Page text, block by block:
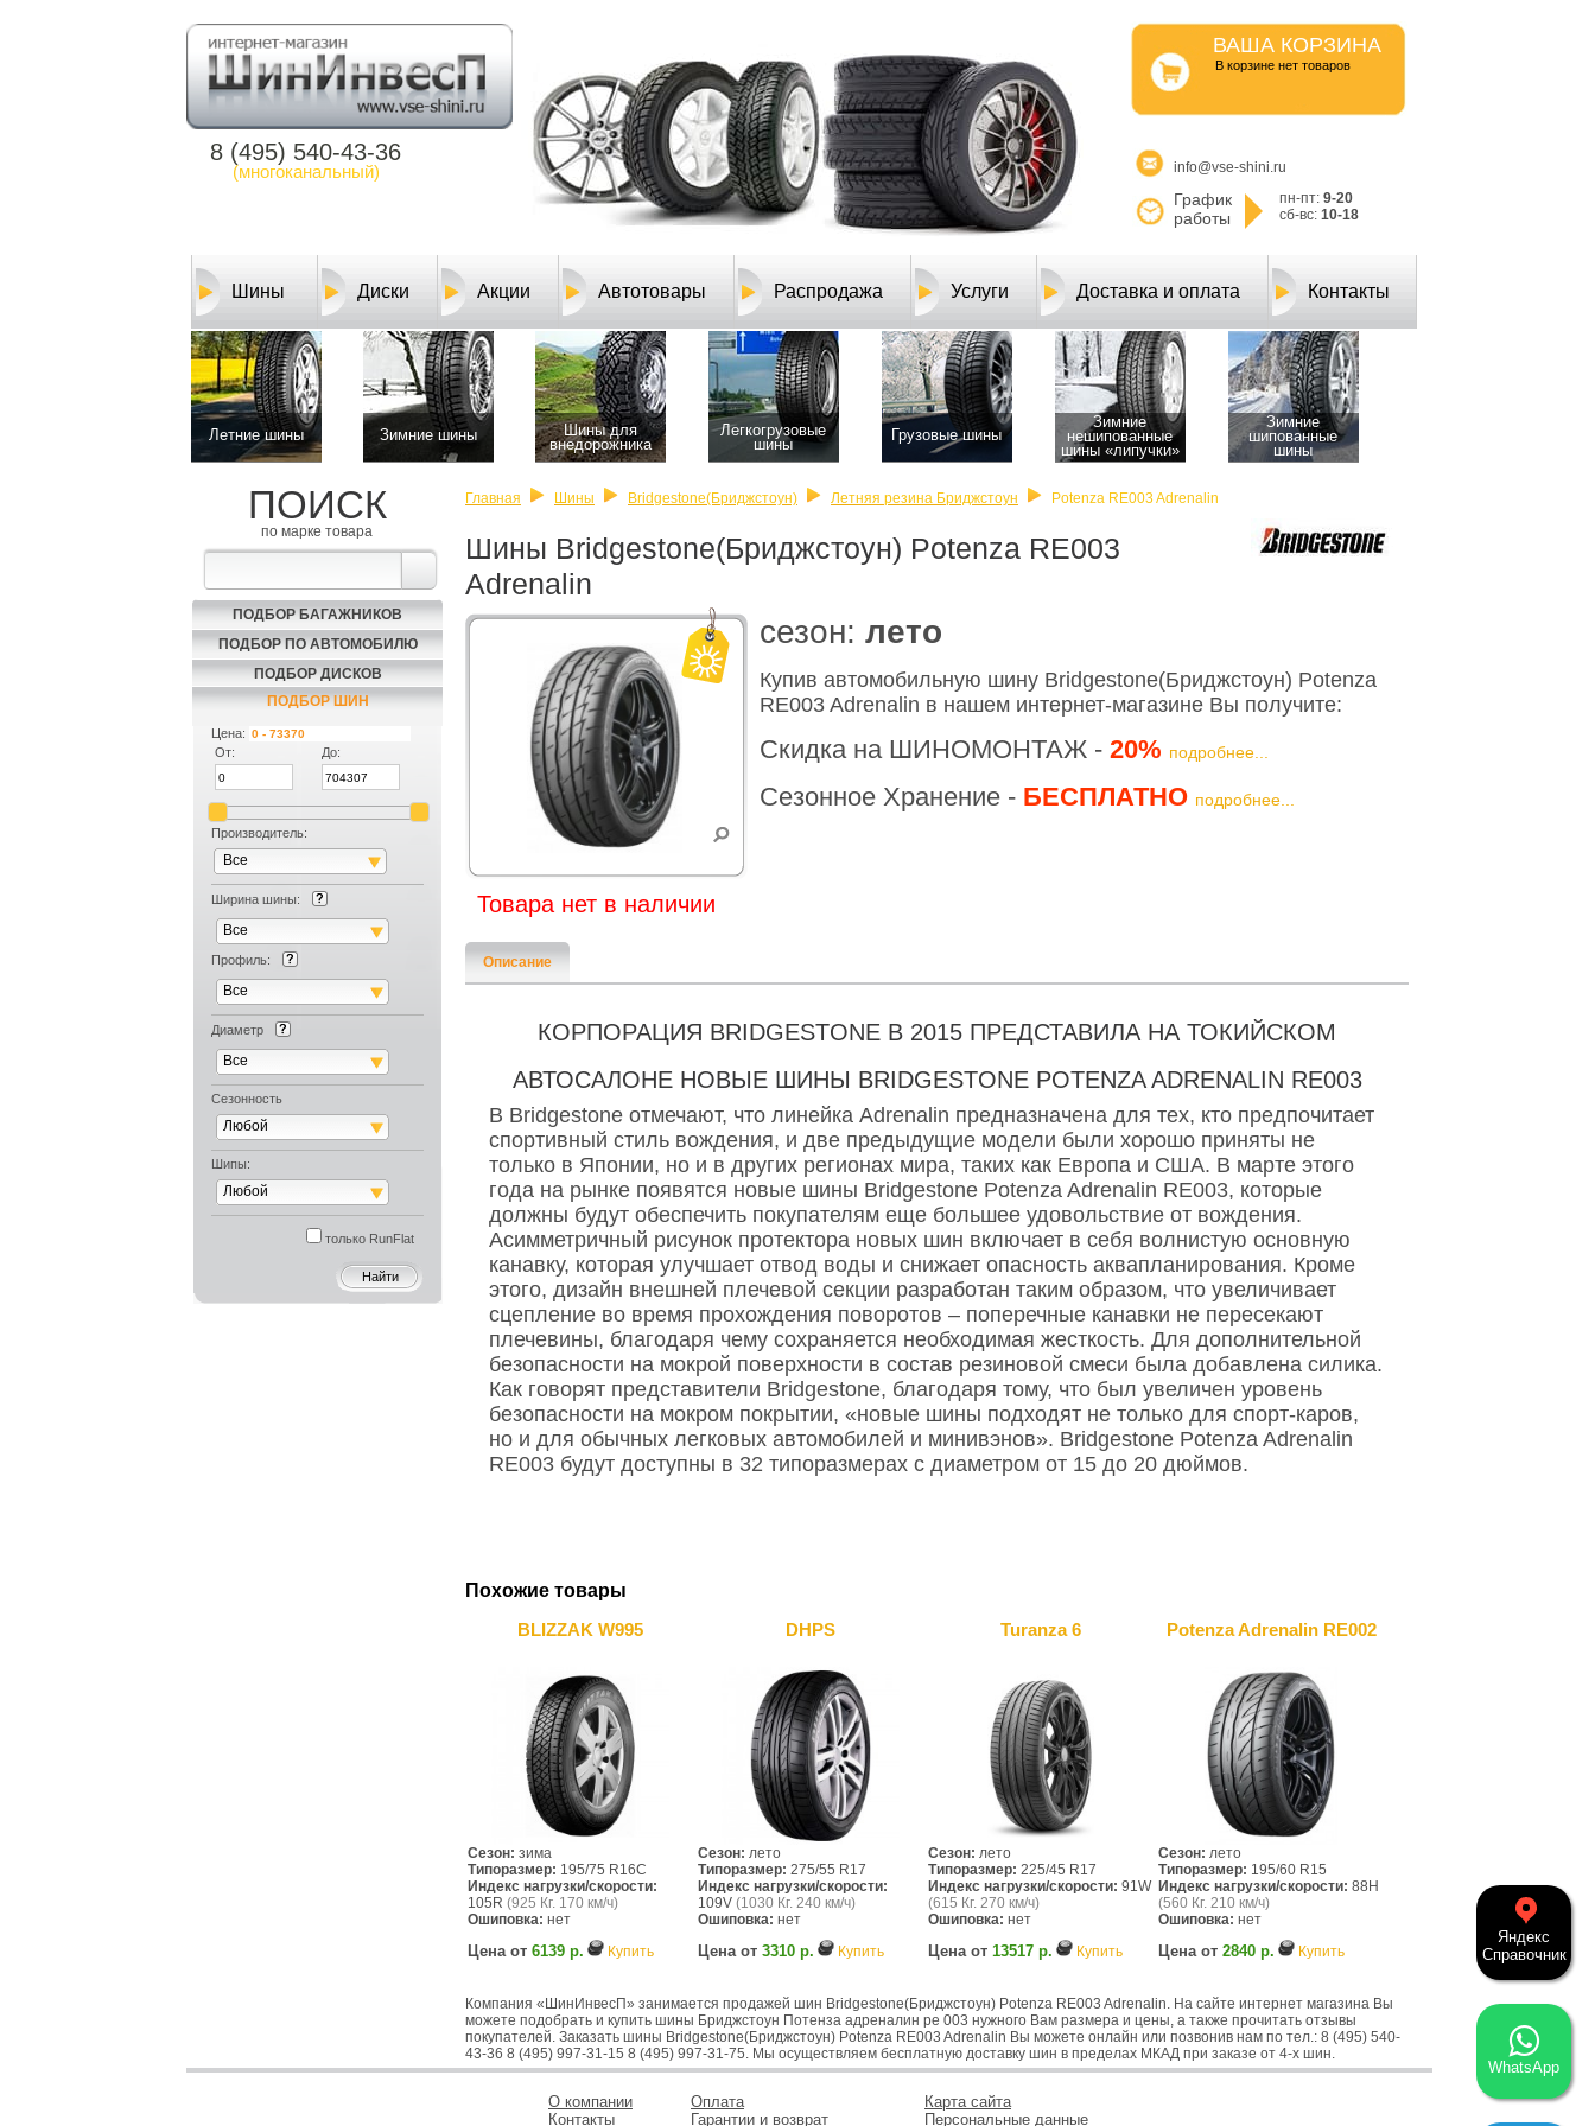
8 (495) 540-43-36
(многоканальный)
ВАША КОРЗИНА
B корзине нет товаров
info@vse-shini.ru
График
работы
пн-пт: 9-20
сб-вс: 10-18
Шины Диски Акции Автотовары Распродажа Услуги Доставка и оплата Контакты
Летние шины Зимние шины
Шины для
внедорожника
Легкогрузовые
шины
Грузовые шины
Зимние
нешипованные
шины «липучки»
Зимние
шипованные
шины
ПОИСК
по марке товара
ПОДБОР БАГАЖНИКОВ
ПОДБОР ПО АВТОМОБИЛЮ
ПОДБОР ДИСКОВ
ПОДБОР ШИН
Цена:
От:
До:
Производитель:
Все
Ширина шины:
Все
Профиль:
Все
Диаметр
Все
Сезонность
Любой
Шипы:
Любой
только RunFlat
Главная Шины Bridgestone(Бриджстоун) Летняя резина Бриджстоун Potenza RE003 Adrenalin
Шины Bridgestone(Бриджстоун) Potenza RE003
Adrenalin
cезон: лето
Купив автомобильную шину Bridgestone(Бриджстоун) Potenza
RE003 Adrenalin в нашем интернет-магазине Вы получите:
Скидка на ШИНОМОНТАЖ - 20% подробнее...
Сезонное Хранение - БЕСПЛАТНО подробнее...
Товара нет в наличии
Описание
КОРПОРАЦИЯ BRIDGESTONE В 2015 ПРЕДСТАВИЛА НА ТОКИЙСКОМ
АВТОСАЛОНЕ НОВЫЕ ШИНЫ BRIDGESTONE POTENZA ADRENALIN RE003
В Bridgestone отмечают, что линейка Adrenalin предназначена для тех, кто предпочитает
спортивный стиль вождения, и две предыдущие модели были хорошо приняты не
только в Японии, но и в других регионах мира, таких как Европа и США. В марте этого
года на рынке появятся новые шины Bridgestone Potenza Adrenalin RE003, которые
должны будут обеспечить покупателям еще большее удовольствие от вождения.
Асимметричный рисунок протектора новых шин включает в себя волнистую основную
канавку, которая улучшает отвод воды и снижает опасность аквапланирования. Кроме
этого, дизайн внешней плечевой секции разработан таким образом, что увеличивает
сцепление во время прохождения поворотов – поперечные канавки не пересекают
плечевины, благодаря чему сохраняется необходимая жесткость. Для дополнительной
безопасности на мокрой поверхности в состав резиновой смеси была добавлена силика.
Как говорят представители Bridgestone, благодаря тому, что был увеличен уровень
безопасности на мокром покрытии, «новые шины подходят не только для спорт-каров,
но и для обычных легковых автомобилей и минивэнов». Bridgestone Potenza Adrenalin
RE003 будут доступны в 32 типоразмерах с диаметром от 15 до 20 дюймов.
Похожие товары
BLIZZAK W995
Сезон: зима
Типоразмер: 195/75 R16C
Индекс нагрузки/скорости:
105R (925 Кг. 170 км/ч)
Ошиповка: нет
Цена от 6139 р. Купить
DHPS
Сезон: лето
Типоразмер: 275/55 R17
Индекс нагрузки/скорости:
109V (1030 Кг. 240 км/ч)
Ошиповка: нет
Цена от 3310 р. Купить
Turanza 6
Сезон: лето
Типоразмер: 225/45 R17
Индекс нагрузки/скорости: 91W
(615 Кг. 270 км/ч)
Ошиповка: нет
Цена от 13517 р. Купить
Potenza Adrenalin RE002
Сезон: лето
Типоразмер: 195/60 R15
Индекс нагрузки/скорости: 88H
(560 Кг. 210 км/ч)
Ошиповка: нет
Цена от 2840 р. Купить
Компания «ШинИнвесП» занимается продажей шин Bridgestone(Бриджстоун) Potenza RE003 Adrenalin. На сайте интернет магазина Вы
можете подобрать и купить шины Бриджстоун Потенза адреналин ре 003 нужного Вам размера и цены, а также прочитать отзывы
покупателей. Заказать шины Bridgestone(Бриджстоун) Potenza RE003 Adrenalin Вы можете онлайн или позвонив нам по тел.: 8 (495) 540-
43-36 8 (495) 997-31-15 8 (495) 997-31-75. Мы осуществляем бесплатную доставку шин в пределах МКАД при заказе от 4-х шин.
О компании
Контакты
Оплата
Гарантии и возврат
Карта сайта
Персональные данные
Яндекс
Справочник
WhatsApp